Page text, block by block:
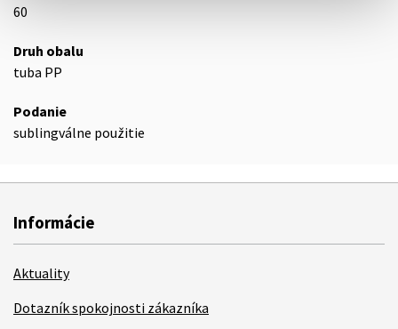
60
Druh obalu
tuba PP
Podanie
sublingválne použitie
Informácie
Aktuality
Dotazník spokojnosti zákazníka